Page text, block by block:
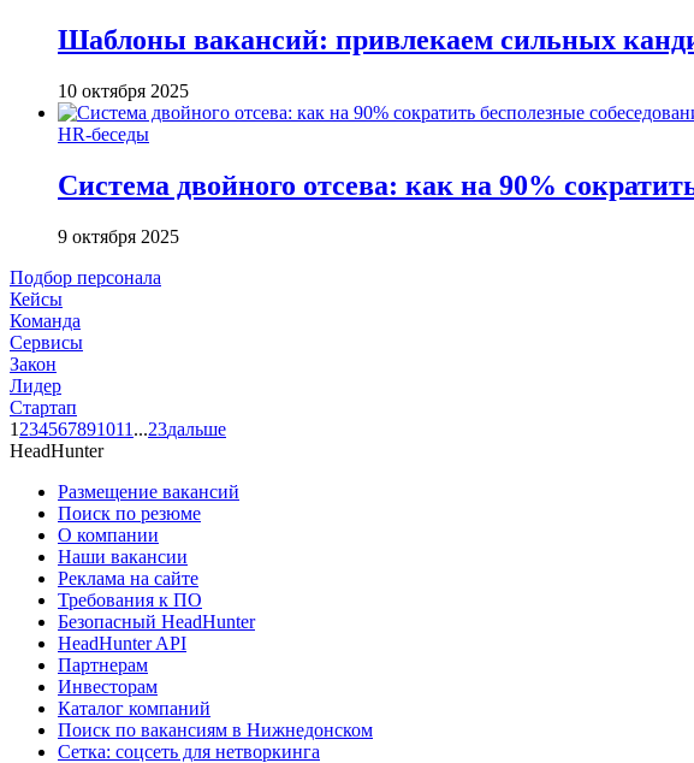
Шаблоны вакансий: привлекаем сильных
10 октября 2025
HR-беседы
Система двойного отсева: как на 90%
9 октября 2025
Подбор персонала
Кейсы
Команда
Сервисы
Закон
Лидер
Стартап
1 234567891011 ...23дальше
HeadHunter
Размещение вакансий
Поиск по резюме
О компании
Наши вакансии
Реклама на сайте
Требования к ПО
Безопасный HeadHunter
HeadHunter API
Партнерам
Инвесторам
Каталог компаний
Поиск по вакансиям в Нижнедонском
Сетка: соцсеть для нетворкинга